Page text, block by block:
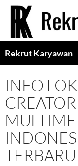
Langsung
Rekrut Karyawan
INFO